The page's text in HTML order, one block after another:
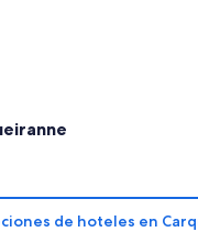
de hoteles en